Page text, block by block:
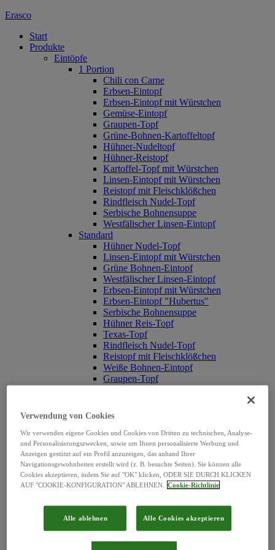
Erasco
Start
Produkte
Eintöpfe
1 Portion
Chili con Carne
Erbsen-Eintopf
Erbsen-Eintopf mit Würstchen
Gemüse-Eintopf
Graupen-Topf
Grüne-Bohnen-Kartoffeltopf
Hühner-Nudeltopf
Hühner-Reistopf
Kartoffel-Topf mit Würstchen
Linsen-Eintopf mit Würstchen
Reistopf mit Fleischklößchen
Rindfleisch Nudel-Topf
Serbische Bohnensuppe
Westfälischer Linsen-Eintopf
Standard
Hühner Nudel-Topf
Linsen-Eintopf mit Würstchen
Grüne Bohnen-Eintopf
Westfälischer Linsen-Eintopf
Erbsen-Eintopf mit Würstchen
Erbsen-Eintopf "Hubertus"
Serbische Bohnensuppe
Hühner Reis-Topf
Texas-Topf
Rindfleisch Nudel-Topf
Reistopf mit Fleischklößchen
Weiße Bohnen-Eintopf
Graupen-Topf
Pichelsteiner Topf
Spirli-Nudeln
Nudeltopf mit Geflügel-Klößchen
Erbsen-Eintopf mit Fleischbällchen
Spätzletopf mit Linsen
Frischgemüse-Topf
Kartoffel-Topf mit Waldpilzen
Markklößchen Topf
Gulasch Nudel-Topf
Vegetarisch
Verwendung von Cookies
Wir verwenden eigene Cookies und Cookies von Dritten zu technischen, Analyse-
und Personalisierungszwecken, sowie um Ihnen personalisierte Werbung und
Anzeigen gestützt auf ein Profil anzuzeigen, das anhand Ihrer
Navigationsgewohnheiten erstellt wird (z. B. besuchte Seiten). Sie können alle
Cookies akzeptieren, indem Sie auf "OK" klicken, ODER SIE DURCH KLICKEN
AUF "COOKIE-KONFIGURATION" ABLEHNEN.
Cookie-Richtlinie
Alle ablehnen Alle Cookies akzeptieren